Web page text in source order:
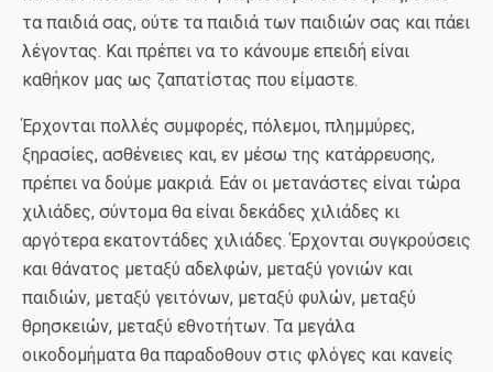
τα παιδιά σας, ούτε τα παιδιά των παιδιών σας και πάει
λέγοντας. Και πρέπει να το κάνουμε επειδή είναι
καθήκον μας ως ζαπατίστας που είμαστε.
Έρχονται πολλές συμφορές, πόλεμοι, πλημμύρες,
ξηρασίες, ασθένειες και, εν μέσω της κατάρρευσης,
πρέπει να δούμε μακριά. Εάν οι μετανάστες είναι τώρα
χιλιάδες, σύντομα θα είναι δεκάδες χιλιάδες κι
αργότερα εκατοντάδες χιλιάδες. Έρχονται συγκρούσεις
και θάνατος μεταξύ αδελφών, μεταξύ γονιών και
παιδιών, μεταξύ γειτόνων, μεταξύ φυλών, μεταξύ
θρησκειών, μεταξύ εθνοτήτων. Τα μεγάλα
οικοδομήματα θα παραδοθουν στις φλόγες και κανείς